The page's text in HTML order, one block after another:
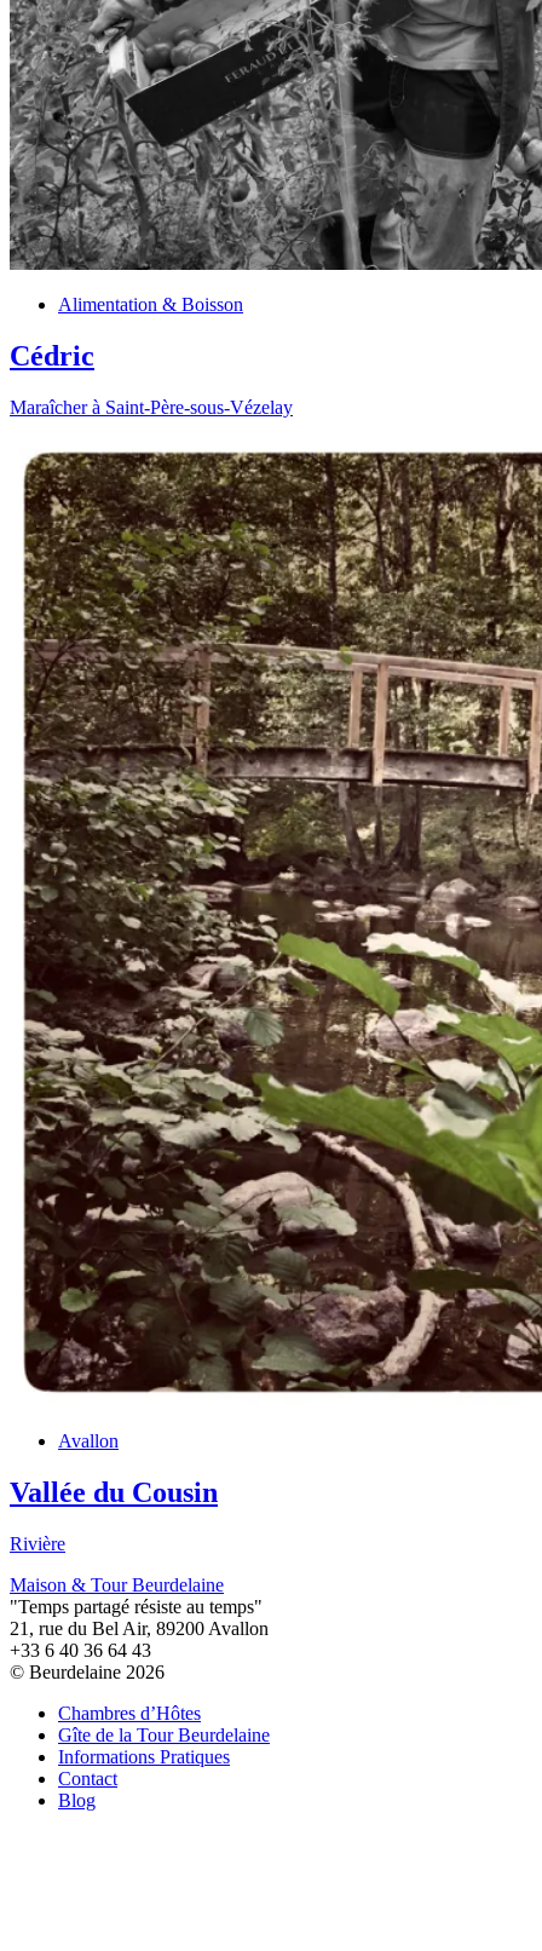
Alimentation & Boisson
Cédric
Maraîcher à Saint-Père-sous-Vézelay
Avallon
Vallée du Cousin
Rivière
Maison & Tour Beurdelaine
"Temps partagé résiste au temps"
21, rue du Bel Air, 89200 Avallon
+33 6 40 36 64 43
© Beurdelaine 2026
Chambres d’Hôtes
Gîte de la Tour Beurdelaine
Informations Pratiques
Contact
Blog